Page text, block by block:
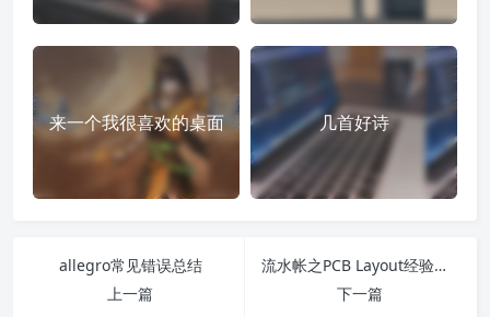
来一个我很喜欢的桌面 几首好诗
allegro常见错误总结
上一篇
流水帐之PCB Layout经验总结
下一篇